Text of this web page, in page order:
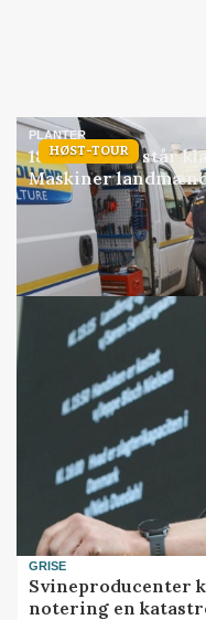
HØST-TOUR
PLANTER
18 montører står
Maskiner
GRISE
Svineproducenter
notering en